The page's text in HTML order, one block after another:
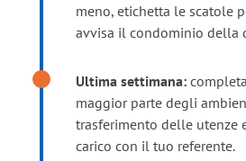
meno, etichetta le scatole
avvisa il condominio della
Ultima settimana:
maggior parte degli
trasferimento delle utenze
carico con il tuo referente.